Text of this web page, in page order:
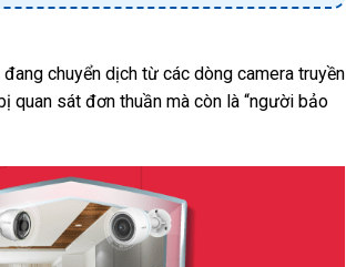
chuyển dịch từ các dòng camera truyền
quan sát đơn thuần mà còn là “người bảo